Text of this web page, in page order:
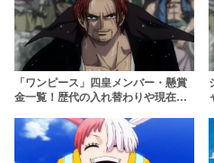
「ワンピース」四皇メンバー・懸賞
金一覧！歴代の入れ替わりや現在の